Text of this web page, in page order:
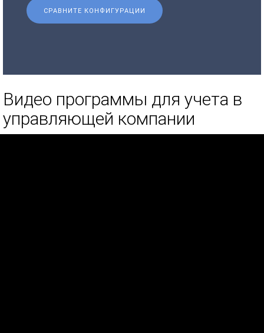
СРАВНИТЕ КОНФИГУРАЦИИ
Видео программы для учета в
управляющей компании